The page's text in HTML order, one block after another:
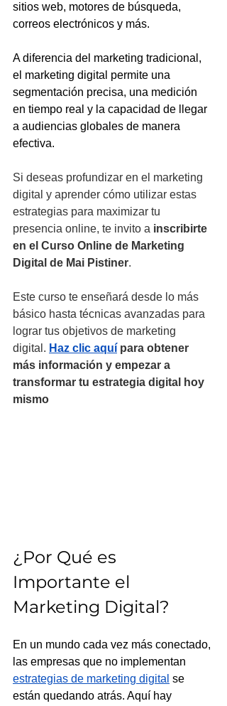
sitios web, motores de búsqueda,
correos electrónicos y más.
A diferencia del marketing tradicional,
el marketing digital permite una
segmentación precisa, una medición
en tiempo real y la capacidad de llegar
a audiencias globales de manera
efectiva.
Si deseas profundizar en el marketing
digital y aprender cómo utilizar estas
estrategias para maximizar tu
presencia online, te invito a inscribirte
en el Curso Online de Marketing
Digital de Mai Pistiner.
Este curso te enseñará desde lo más
básico hasta técnicas avanzadas para
lograr tus objetivos de marketing
digital. Haz clic aquí para obtener
más información y empezar a
transformar tu estrategia digital hoy
mismo
¿Por Qué es
Importante el
Marketing Digital?
En un mundo cada vez más conectado,
las empresas que no implementan
estrategias de marketing digital se
están quedando atrás. Aquí hay